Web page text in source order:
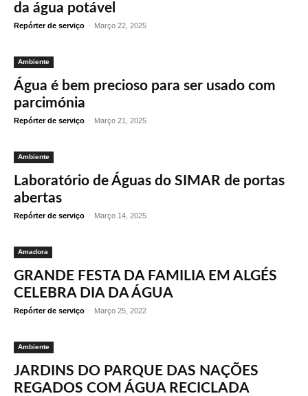
da água potável
Repórter de serviço - Março 22, 2025
Ambiente
Água é bem precioso para ser usado com
parcimónia
Repórter de serviço - Março 21, 2025
Ambiente
Laboratório de Águas do SIMAR de portas
abertas
Repórter de serviço - Março 14, 2025
Amadora
GRANDE FESTA DA FAMILIA EM ALGÉS
CELEBRA DIA DA ÁGUA
Repórter de serviço - Março 25, 2022
Ambiente
JARDINS DO PARQUE DAS NAÇÕES
REGADOS COM ÁGUA RECICLADA